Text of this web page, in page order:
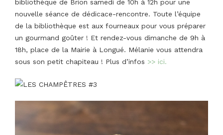
bibliothèque de Brion samedi de 10h à 12h pour une
nouvelle séance de dédicace-rencontre. Toute l’équipe
de la bibliothèque est aux fourneaux pour vous préparer
un gourmand goûter ! Et rendez-vous dimanche de 9h à
18h, place de la Mairie à Longué. Mélanie vous attendra
sous son petit chapiteau ! Plus d’infos >> ici.